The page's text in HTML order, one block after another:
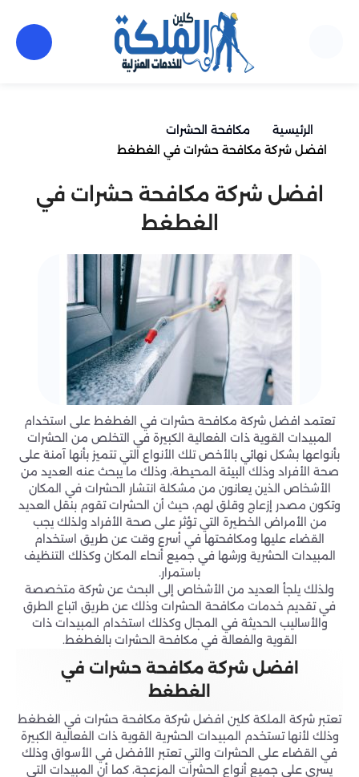
الرئيسية
مكافحة الحشرات
افضل شركة مكافحة حشرات في الغطغط
افضل شركة مكافحة حشرات في
الغطغط
تعتمد افضل شركة مكافحة حشرات في الغطغط على استخدام
المبيدات القوية ذات الفعالية الكبيرة في التخلص من الحشرات
بأنواعها بشكل نهائي بالأخص تلك الأنواع التي تتميز بأنها آمنة على
صحة الأفراد وذلك البيئة المحيطة، وذلك ما يبحث عنه العديد من
الأشخاص الذين يعانون من مشكلة انتشار الحشرات في المكان
وتكون مصدر إزعاج وقلق لهم، حيث أن الحشرات تقوم بنقل العديد
من الأمراض الخطيرة التي تؤثر على صحة الأفراد ولذلك يجب
القضاء عليها ومكافحتها في أسرع وقت عن طريق استخدام
المبيدات الحشرية ورشها في جميع أنحاء المكان وكذلك التنظيف
باستمرار.
ولذلك يلجأ العديد من الأشخاص إلى البحث عن شركة متخصصة
في تقديم خدمات مكافحة الحشرات وذلك عن طريق اتباع الطرق
والأساليب الحديثة في المجال وكذلك استخدام المبيدات ذات
القوية والفعالة في مكافحة الحشرات بالغطغط.
افضل شركة مكافحة حشرات في
الغطغط
تعتبر شركة الملكة كلين افضل شركة مكافحة حشرات في الغطغط
وذلك لأنها تستخدم المبيدات الحشرية القوية ذات الفعالية الكبيرة
في القضاء على الحشرات والتي تعتبر الأفضل في الأسواق وذلك
يسري على جميع أنواع الحشرات المزعجة، كما أن المبيدات التي